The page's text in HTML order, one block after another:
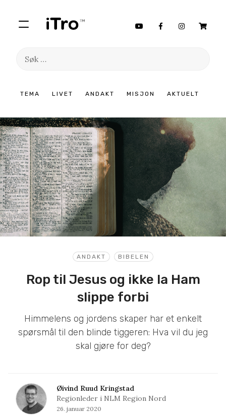
TEMA LIVET ANDAKT MISJON AKTUELT
Søk
innhold
ANDAKT BIBELEN
Rop til Jesus og ikke la Ham
slippe forbi
Himmelens og jordens skaper har et enkelt
spørsmål til den blinde tiggeren: Hva vil du jeg
skal gjøre for deg?
Øivind Ruud Kringstad
Regionleder i NLM Region Nord
26. januar 2020